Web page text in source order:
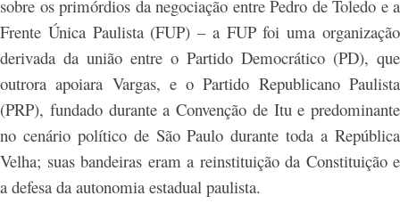
sobre os primórdios da negociação entre Pedro de Toledo e a
Frente Única Paulista (FUP) – a FUP foi uma organização
derivada da união entre o Partido Democrático (PD), que
outrora apoiara Vargas, e o Partido Republicano Paulista
(PRP), fundado durante a Convenção de Itu e predominante
no cenário político de São Paulo durante toda a República
Velha; suas bandeiras eram a reinstituição da Constituição e
a defesa da autonomia estadual paulista.